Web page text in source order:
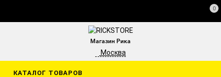
0
Магазин Рика
Москва
КАТАЛОГ ТОВАРОВ